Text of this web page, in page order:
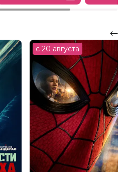
с 20 августа